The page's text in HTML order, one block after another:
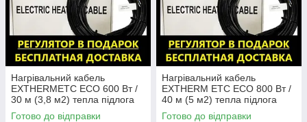
Нагрівальний кабель
EXTHERMЕТС ЕСО 600 Вт /
30 м (3,8 м2) тепла підлога
електрична Екстерм, Екстерм
Готово до відправки
Нагрівальний кабель
EXTHERM ЕТС ЕСО 800 Вт /
40 м (5 м2) тепла підлога
електрична Екстерм, Екстерм
Готово до відправки